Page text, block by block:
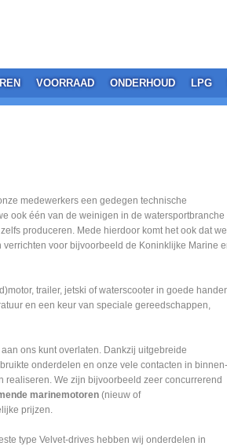
VOORRAAD ONDERHOUD LPG
medewerkers een gedegen technische
ook één van de weinigen in de watersportbranche
produceren. Mede hierdoor komt het ook dat we
voor bijvoorbeeld de Koninklijke Marine
trailer, jetski of waterscooter in goede
en een keur van speciale gereedschappen,
ons kunt overlaten. Dankzij uitgebreide
onderdelen en onze vele contacten in binnen-
We zijn bijvoorbeeld zeer concurrerend
marinemotoren (nieuw of
prijzen.
type Velvet-drives hebben wij onderdelen in